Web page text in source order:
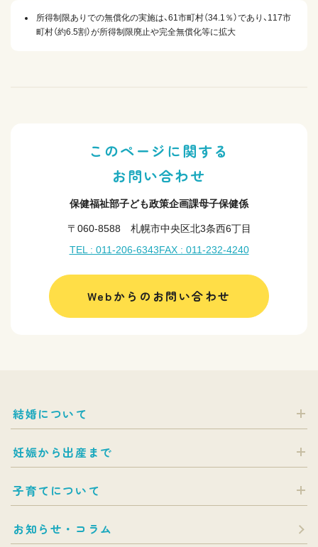
所得制限ありでの無償化の実施は、61市町村（34.1％）であり、117市
町村（約6.5割）が所得制限廃止や完全無償化等に拡大
このページに関する
お問い合わせ
保健福祉部子ども政策企画課母子保健係
〒060-8588 札幌市中央区北3条西6丁目
TEL : 011-206-6343FAX : 011-232-4240
Webからのお問い合わせ
結婚について
妊娠から出産まで
子育てについて
お知らせ・コラム